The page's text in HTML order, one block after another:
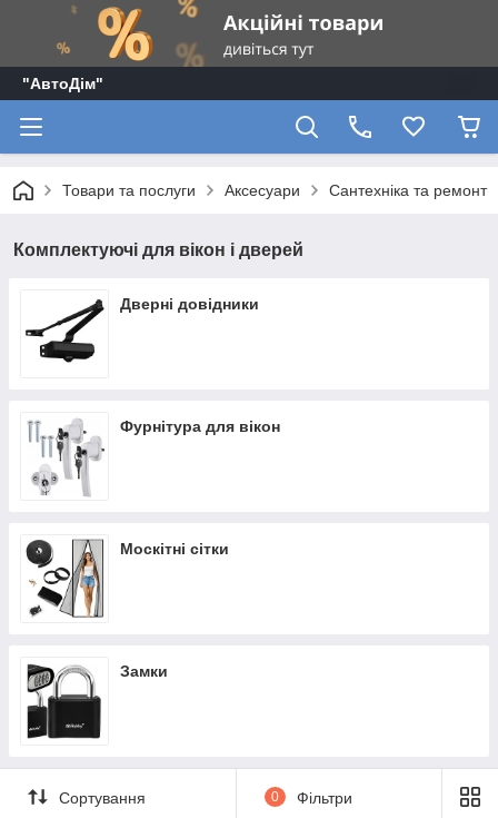
"АвтоДім"
Товари та послуги Аксесуари Сантехніка та ремонт
Комплектуючі для вікон і дверей
Дверні довідники
Фурнітура для вікон
Москітні сітки
Замки
Сортування 0 Фільтри